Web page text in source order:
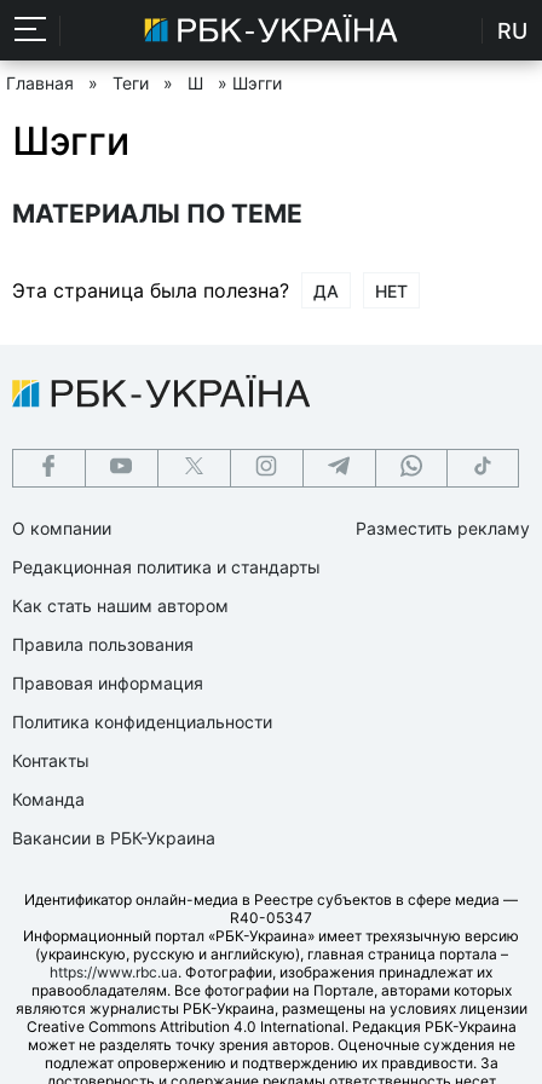
RU
Главная » Теги » Ш » Шэгги
Шэгги
МАТЕРИАЛЫ ПО ТЕМЕ
Эта страница была полезна? ДА НЕТ
О компании
Редакционная политика и стандарты
Как стать нашим автором
Правила пользования
Правовая информация
Политика конфиденциальности
Контакты
Команда
Вакансии в РБК-Украина
Разместить рекламу
Идентификатор онлайн-медиа в Реестре субъектов в сфере медиа —
R40-05347
Информационный портал «РБК-Украина» имеет трехязычную версию
(украинскую, русскую и английскую), главная страница портала –
https://www.rbc.ua. Фотографии, изображения принадлежат их
правообладателям. Все фотографии на Портале, авторами которых
являются журналисты РБК-Украина, размещены на условиях лицензии
Creative Commons Attribution 4.0 International. Редакция РБК-Украина
может не разделять точку зрения авторов. Оценочные суждения не
подлежат опровержению и подтверждению их правдивости. За